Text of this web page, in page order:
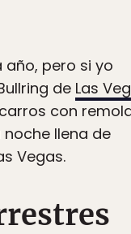
año, pero si yo
de Las
con
llena de
Vegas.